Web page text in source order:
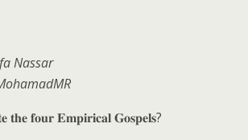
Nassar
𝐭𝐡𝐞 𝐟𝐨𝐮𝐫 𝐄𝐦𝐩𝐢𝐫𝐢𝐜𝐚𝐥 𝐆𝐨𝐬𝐩𝐞𝐥𝐬?